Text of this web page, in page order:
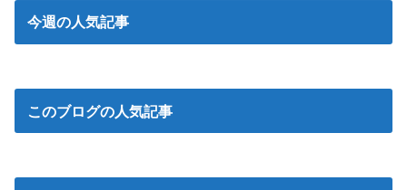
今週の人気記事
このブログの人気記事